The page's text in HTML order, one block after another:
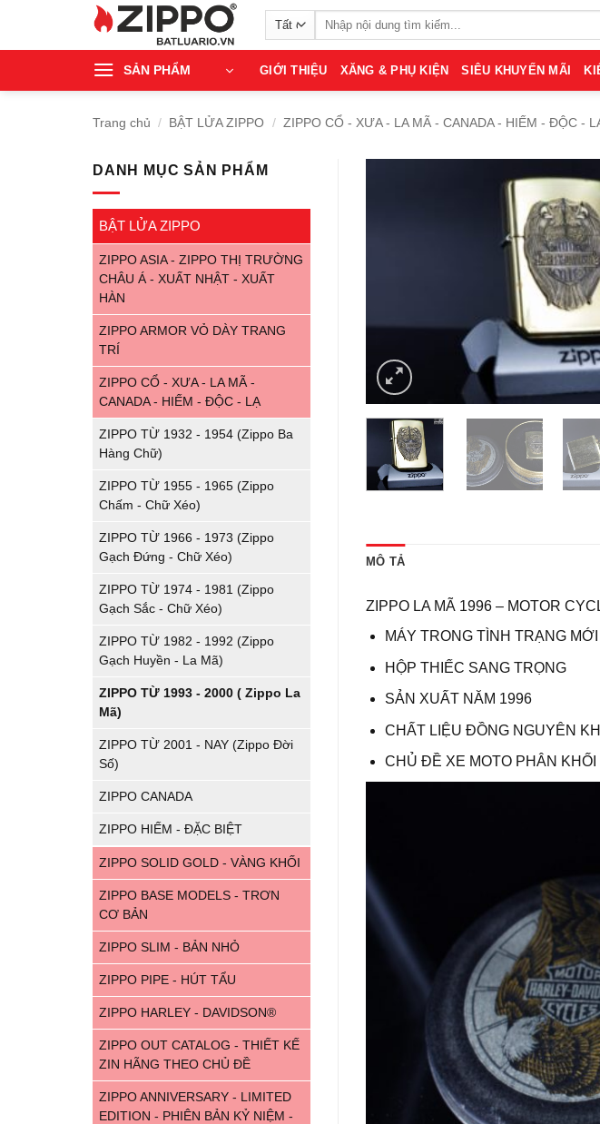
Tìm
kiếm:
SẢN PHẨM GIỚI THIỆU XĂNG & PHỤ KIỆN SIÊU KHUYẾN MÃI
Trang chủ / BẬT LỬA ZIPPO / ZIPPO CỔ - XƯA - LA MÃ - CANADA - HIẾM - ĐỘC -
DANH MỤC SẢN PHẨM
BẬT LỬA ZIPPO
ZIPPO ASIA - ZIPPO THỊ TRƯỜNG
CHÂU Á - XUẤT NHẬT - XUẤT
HÀN
ZIPPO ARMOR VỎ DÀY TRANG
TRÍ
ZIPPO CỔ - XƯA - LA MÃ -
CANADA - HIẾM - ĐỘC - LẠ
ZIPPO TỪ 1932 - 1954 (Zippo Ba
Hàng Chữ)
ZIPPO TỪ 1955 - 1965 (Zippo
Chấm - Chữ Xéo)
ZIPPO TỪ 1966 - 1973 (Zippo
Gạch Đứng - Chữ Xéo)
ZIPPO TỪ 1974 - 1981 (Zippo
Gạch Sắc - Chữ Xéo)
ZIPPO TỪ 1982 - 1992 (Zippo
Gạch Huyền - La Mã)
ZIPPO TỪ 1993 - 2000 ( Zippo La
Mã)
ZIPPO TỪ 2001 - NAY (Zippo Đời
Số)
ZIPPO CANADA
ZIPPO HIẾM - ĐẶC BIỆT
ZIPPO SOLID GOLD - VÀNG KHỐI
ZIPPO BASE MODELS - TRƠN
CƠ BẢN
ZIPPO SLIM - BẢN NHỎ
ZIPPO PIPE - HÚT TẨU
ZIPPO HARLEY - DAVIDSON®
ZIPPO OUT CATALOG - THIẾT KẾ
ZIN HÃNG THEO CHỦ ĐỀ
ZIPPO ANNIVERSARY - LIMITED
EDITION - PHIÊN BẢN KỶ NIỆM -
MÔ TẢ
ZIPPO LA MÃ 1996 – MOTOR
MÁY TRONG TÌNH TRẠNG
HỘP THIẾC SANG TRỌNG
SẢN XUẤT NĂM 1996
CHẤT LIỆU ĐỒNG NGUYÊN
CHỦ ĐỀ XE MOTO PHÂN KHỐI